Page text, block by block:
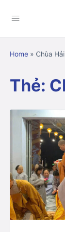
Home » Chùa
Thẻ: